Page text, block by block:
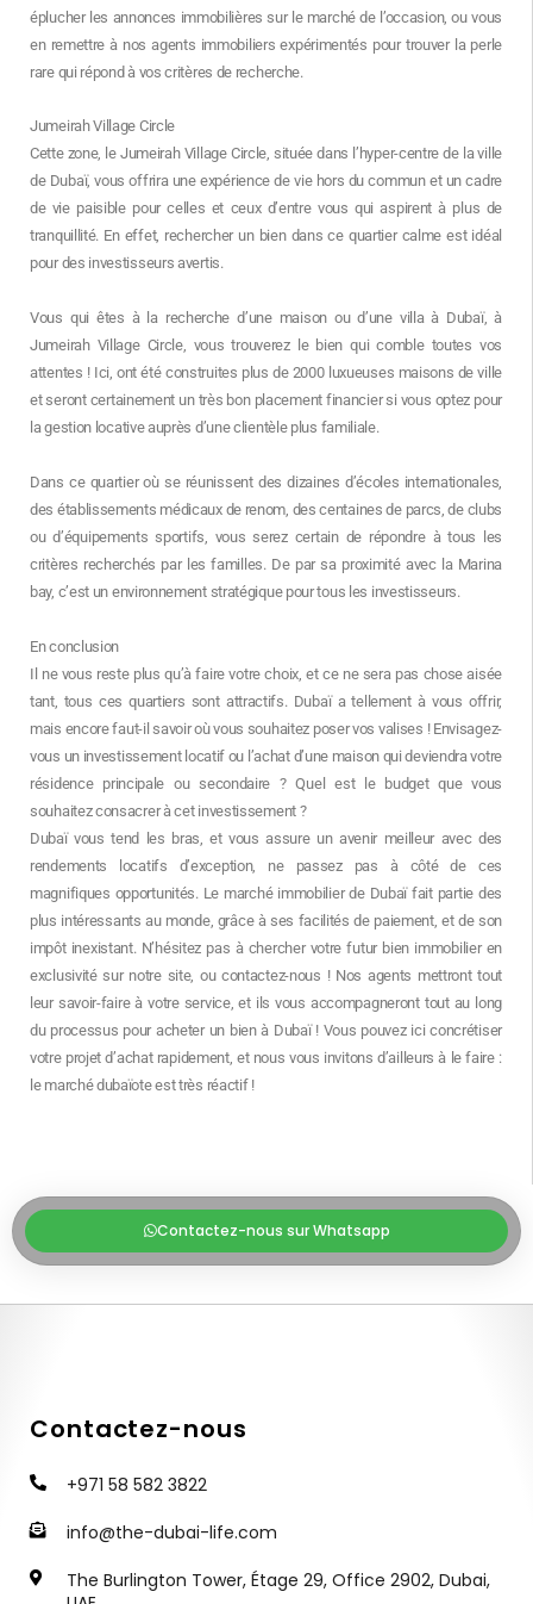
éplucher les annonces immobilières sur le marché de l’occasion, ou vous
en remettre à nos agents immobiliers expérimentés pour trouver la perle
rare qui répond à vos critères de recherche.
Jumeirah Village Circle
Cette zone, le Jumeirah Village Circle, située dans l’hyper-centre de la ville
de Dubaï, vous offrira une expérience de vie hors du commun et un cadre
de vie paisible pour celles et ceux d’entre vous qui aspirent à plus de
tranquillité. En effet, rechercher un bien dans ce quartier calme est idéal
pour des investisseurs avertis.
Vous qui êtes à la recherche d’une maison ou d’une villa à Dubaï, à
Jumeirah Village Circle, vous trouverez le bien qui comble toutes vos
attentes ! Ici, ont été construites plus de 2000 luxueuses maisons de ville
et seront certainement un très bon placement financier si vous optez pour
la gestion locative auprès d’une clientèle plus familiale.
Dans ce quartier où se réunissent des dizaines d’écoles internationales,
des établissements médicaux de renom, des centaines de parcs, de clubs
ou d’équipements sportifs, vous serez certain de répondre à tous les
critères recherchés par les familles. De par sa proximité avec la Marina
bay, c’est un environnement stratégique pour tous les investisseurs.
En conclusion
Il ne vous reste plus qu’à faire votre choix, et ce ne sera pas chose aisée
tant, tous ces quartiers sont attractifs. Dubaï a tellement à vous offrir,
mais encore faut-il savoir où vous souhaitez poser vos valises ! Envisagez-
vous un investissement locatif ou l’achat d’une maison qui deviendra votre
résidence principale ou secondaire ? Quel est le budget que vous
souhaitez consacrer à cet investissement ?
Dubaï vous tend les bras, et vous assure un avenir meilleur avec des
rendements locatifs d’exception, ne passez pas à côté de ces
magnifiques opportunités. Le marché immobilier de Dubaï fait partie des
plus intéressants au monde, grâce à ses facilités de paiement, et de son
impôt inexistant. N’hésitez pas à chercher votre futur bien immobilier en
exclusivité sur notre site, ou contactez-nous ! Nos agents mettront tout
leur savoir-faire à votre service, et ils vous accompagneront tout au long
du processus pour acheter un bien à Dubaï ! Vous pouvez ici concrétiser
votre projet d’achat rapidement, et nous vous invitons d’ailleurs à le faire :
le marché dubaïote est très réactif !
Contactez-nous sur Whatsapp
Contactez-nous
+971 58 582 3822
info@the-dubai-life.com
The Burlington Tower, Étage 29, Office 2902, Dubai,